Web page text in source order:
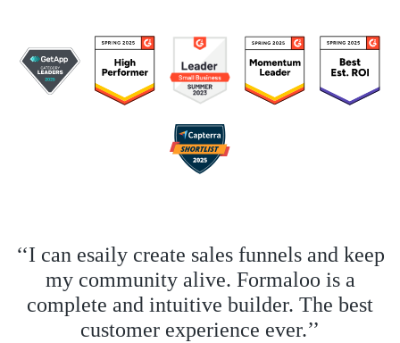
‘‘I can esaily create sales funnels and keep
my community alive. Formaloo is a
complete and intuitive builder. The best
customer experience ever.’’